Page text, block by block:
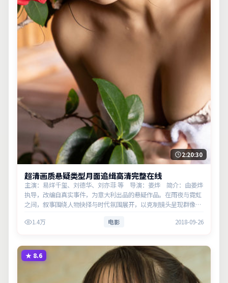
2:20:30
超清画质悬疑类型月面追缉高清完整在线
主演：易烊千玺、刘德华、刘亦菲 等 导演：娄烨 简介：由娄烨
执导，改编自真实事件，为意大利出品的悬疑作品。在雨夜与霓虹
之间，叙事围绕人物抉择与时代氛围展开，以克制镜头呈现群像张
1.4万 电影 2018-09-26
★ 8.6